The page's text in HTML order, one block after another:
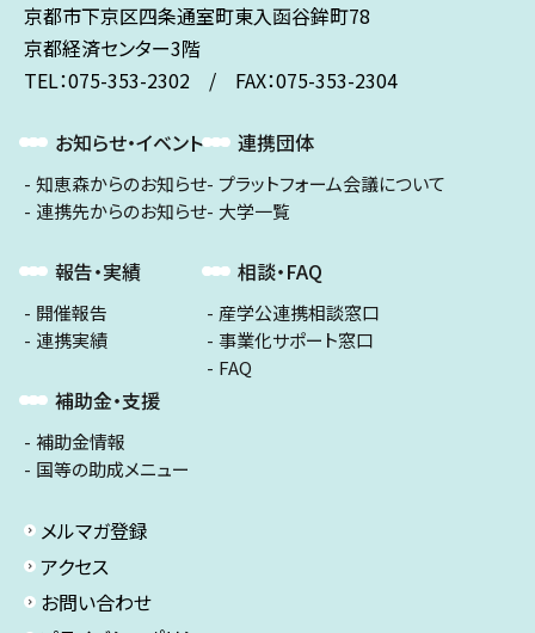
京都市下京区四条通室町東入函谷鉾町78
京都経済センター3階
TEL：075-353-2302 / FAX：075-353-2304
お知らせ・イベント
知恵森からのお知らせ
連携先からのお知らせ
報告・実績
開催報告
連携実績
補助金・支援
補助金情報
国等の助成メニュー
連携団体
プラットフォーム会議について
大学一覧
相談・FAQ
産学公連携相談窓口
事業化サポート窓口
FAQ
メルマガ登録
アクセス
お問い合わせ